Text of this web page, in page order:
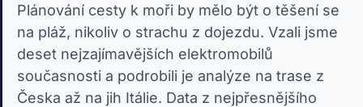
Plánování cesty k moři by mělo být o těšení se
na pláž, nikoliv o strachu z dojezdu. Vzali jsme
deset nejzajímavějších elektromobilů
současnosti a podrobili je analýze na trase z
Česka až na jih Itálie. Data z nejpřesnějšího